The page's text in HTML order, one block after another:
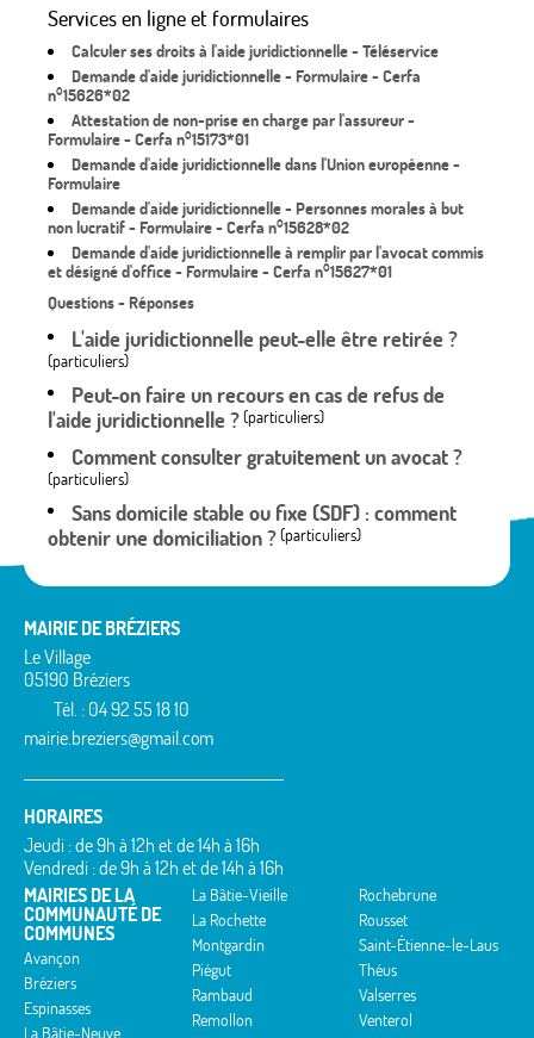
Services en ligne et formulaires
Calculer ses droits à l'aide juridictionnelle - Téléservice
Demande d'aide juridictionnelle - Formulaire - Cerfa
n°15626*02
Attestation de non-prise en charge par l'assureur -
Formulaire - Cerfa n°15173*01
Demande d'aide juridictionnelle dans l'Union européenne -
Formulaire
Demande d'aide juridictionnelle - Personnes morales à but
non lucratif - Formulaire - Cerfa n°15628*02
Demande d'aide juridictionnelle à remplir par l'avocat commis
et désigné d'office - Formulaire - Cerfa n°15627*01
Questions - Réponses
L'aide juridictionnelle peut-elle être retirée ?
(particuliers)
Peut-on faire un recours en cas de refus de
l'aide juridictionnelle ?(particuliers)
Comment consulter gratuitement un avocat ?
(particuliers)
Sans domicile stable ou fixe (SDF) : comment
obtenir une domiciliation ?(particuliers)
MAIRIE DE BRÉZIERS
Le Village
05190 Bréziers
Tél. : 04 92 55 18 10
mairie.breziers@gmail.com
HORAIRES
Jeudi : de 9h à 12h et de 14h à 16h
Vendredi : de 9h à 12h et de 14h à 16h
MAIRIES DE LA
COMMUNAUTÉ DE
COMMUNES
Avançon
Bréziers
Espinasses
La Bâtie-Neuve
La Bâtie-Vieille
La Rochette
Montgardin
Piégut
Rambaud
Remollon
Rochebrune
Rousset
Saint-Étienne-le-Laus
Théus
Valserres
Venterol